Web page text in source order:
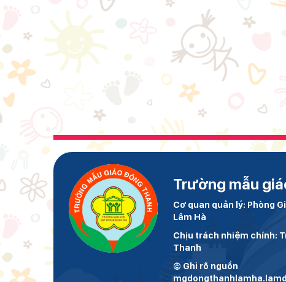
Trường mẫu
Cơ quan quản lý: Phòng
Lâm Hà
Chịu trách nhiệm chính:
Thanh
© Ghi rõ nguồn